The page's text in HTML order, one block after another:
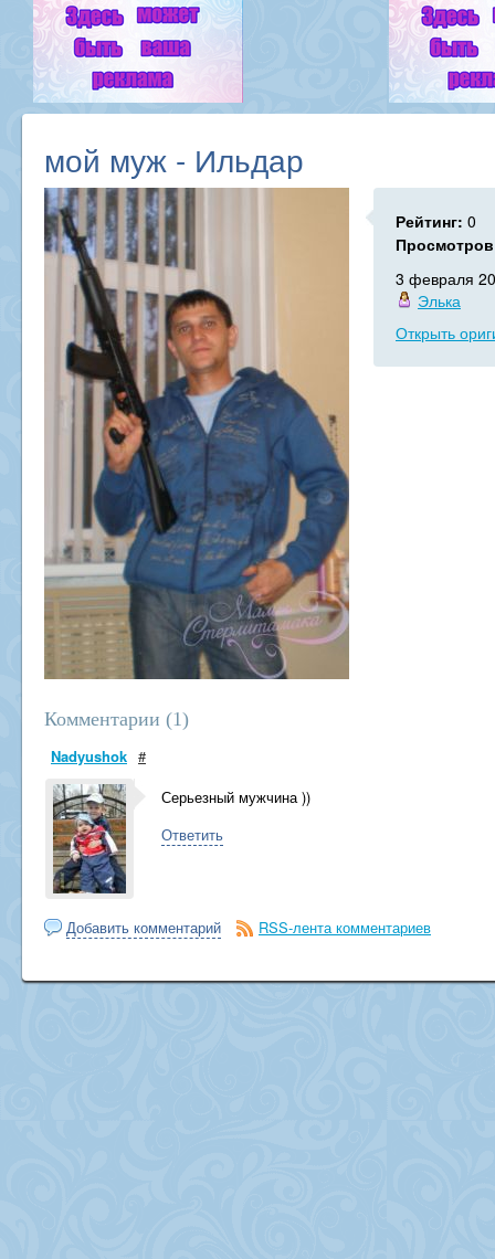
мой муж - Ильдар
Рейтинг: 0
3 февраля
Элька
Открыть
Комментарии (1)
Nadyushok #
Серьезный мужчина ))
Ответить
Добавить комментарий RSS-лента комментариев